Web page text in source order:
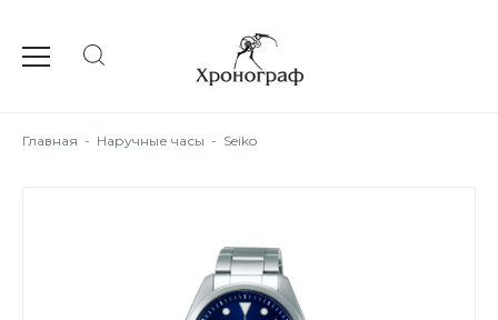
Главная - Наручные часы - Seiko